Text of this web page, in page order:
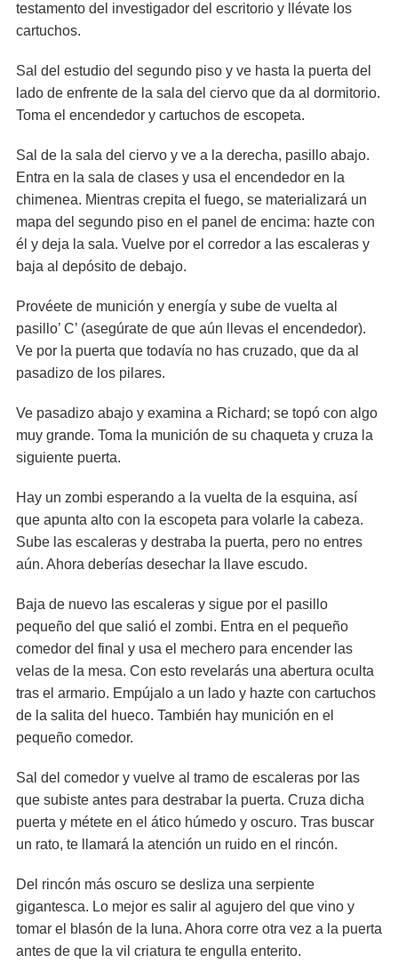
testamento del investigador del escritorio y llévate los
cartuchos.
Sal del estudio del segundo piso y ve hasta la puerta del
lado de enfrente de la sala del ciervo que da al dormitorio.
Toma el encendedor y cartuchos de escopeta.
Sal de la sala del ciervo y ve a la derecha, pasillo abajo.
Entra en la sala de clases y usa el encendedor en la
chimenea. Mientras crepita el fuego, se materializará un
mapa del segundo piso en el panel de encima: hazte con
él y deja la sala. Vuelve por el corredor a las escaleras y
baja al depósito de debajo.
Provéete de munición y energía y sube de vuelta al
pasillo’ C’ (asegúrate de que aún llevas el encendedor).
Ve por la puerta que todavía no has cruzado, que da al
pasadizo de los pilares.
Ve pasadizo abajo y examina a Richard; se topó con algo
muy grande. Toma la munición de su chaqueta y cruza la
siguiente puerta.
Hay un zombi esperando a la vuelta de la esquina, así
que apunta alto con la escopeta para volarle la cabeza.
Sube las escaleras y destraba la puerta, pero no entres
aún. Ahora deberías desechar la llave escudo.
Baja de nuevo las escaleras y sigue por el pasillo
pequeño del que salió el zombi. Entra en el pequeño
comedor del final y usa el mechero para encender las
velas de la mesa. Con esto revelarás una abertura oculta
tras el armario. Empújalo a un lado y hazte con cartuchos
de la salita del hueco. También hay munición en el
pequeño comedor.
Sal del comedor y vuelve al tramo de escaleras por las
que subiste antes para destrabar la puerta. Cruza dicha
puerta y métete en el ático húmedo y oscuro. Tras buscar
un rato, te llamará la atención un ruido en el rincón.
Del rincón más oscuro se desliza una serpiente
gigantesca. Lo mejor es salir al agujero del que vino y
tomar el blasón de la luna. Ahora corre otra vez a la puerta
antes de que la vil criatura te engulla enterito.